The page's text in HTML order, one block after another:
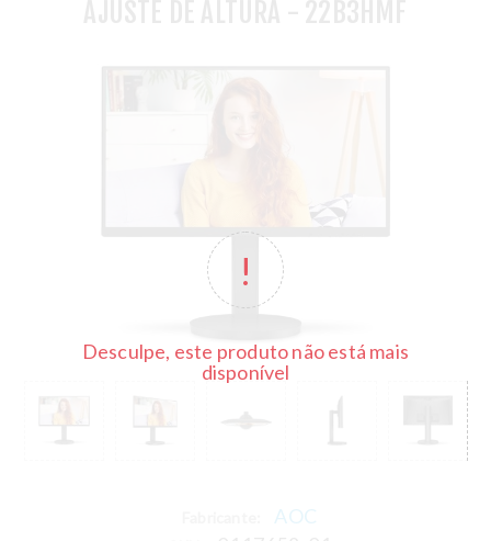
Desculpe, este produto não está mais
disponível
AOC